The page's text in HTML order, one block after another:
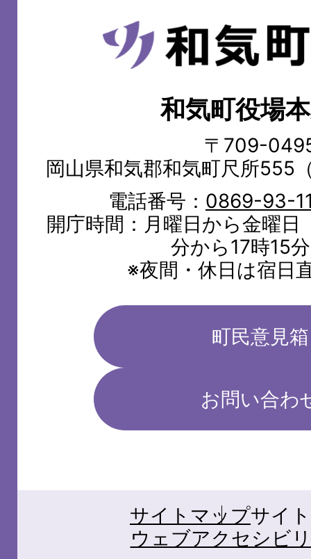
和
気
和気町役場
〒709-
岡山県和気郡和気町尺所555
電話番号： 0869-93-
開庁時間：月曜日から金曜
分から17時15
※夜間・休日は宿日
町民意見箱
お問い合わ
サイトマップサイ
ウェブアクセシビ